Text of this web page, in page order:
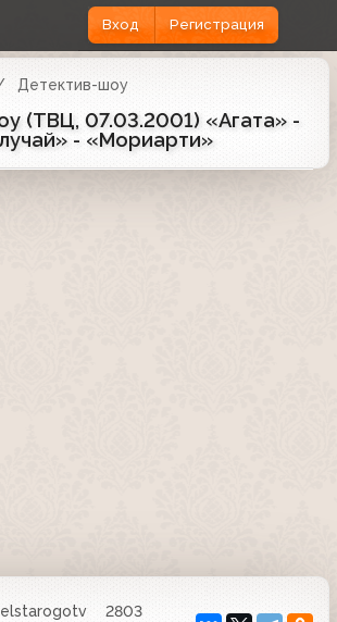
Вход Регистрация
Детектив-шоу
(ТВЦ, 07.03.2001) «Агата» -
- «Мориарти»
2803